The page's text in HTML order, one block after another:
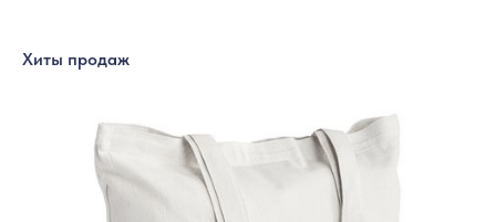
Хиты продаж